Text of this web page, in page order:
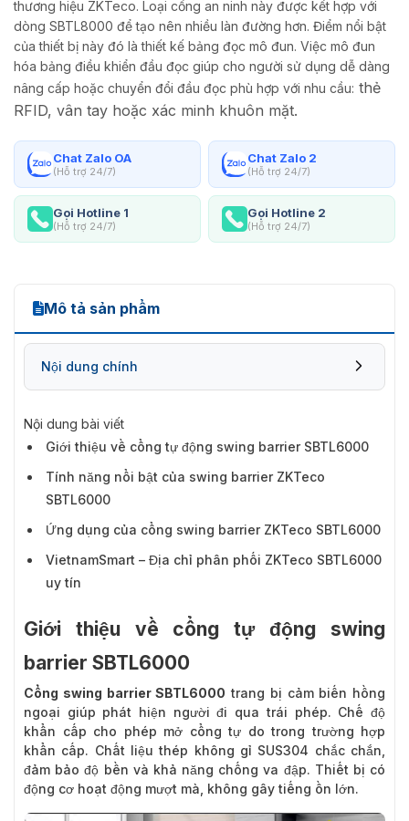
thương hiệu ZKTeco. Loại cổng an ninh này được kết hợp với
dòng SBTL8000 để tạo nên nhiều làn đường hơn. Điểm nổi bật
của thiết bị này đó là thiết kế bảng đọc mô đun. Việc mô đun
hóa bảng điều khiển đầu đọc giúp cho người sử dụng dễ dàng
nâng cấp hoặc chuyển đổi đầu đọc phù hợp với nhu cầu: thẻ
RFID, vân tay hoặc xác minh khuôn mặt.
Chat Zalo OA
(Hỗ trợ 24/7)
Chat Zalo 2
(Hỗ trợ 24/7)
Gọi Hotline 1
(Hỗ trợ 24/7)
Gọi Hotline 2
(Hỗ trợ 24/7)
Mô tả sản phẩm
Nội dung chính
Nội dung bài viết
Giới thiệu về cổng tự động swing barrier SBTL6000
Tính năng nổi bật của swing barrier ZKTeco
SBTL6000
Ứng dụng của cổng swing barrier ZKTeco SBTL6000
VietnamSmart – Địa chỉ phân phối ZKTeco SBTL6000
uy tín
Giới thiệu về cổng tự động swing
barrier SBTL6000
Cổng swing barrier SBTL6000 trang bị cảm biến hồng
ngoại giúp phát hiện người đi qua trái phép. Chế độ
khẩn cấp cho phép mở cổng tự do trong trường hợp
khẩn cấp. Chất liệu thép không gỉ SUS304 chắc chắn,
đảm bảo độ bền và khả năng chống va đập. Thiết bị có
động cơ hoạt động mượt mà, không gây tiếng ồn lớn.